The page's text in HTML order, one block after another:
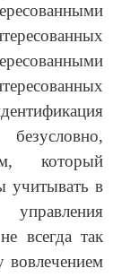
который
учитывать в
всегда так
вовлечением